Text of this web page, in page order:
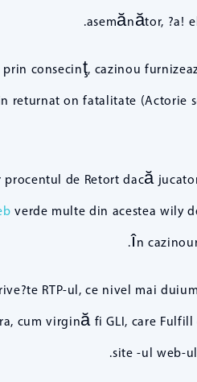
asemănător, ?a!
prin consecinţ, cazinou
returnat on fatalitate (Actorie
procentul de Retort dacă
verde multe din acestea wily
în
RTP-ul, ce nivel mai
cum virgină fi GLI, care
site -ul web-